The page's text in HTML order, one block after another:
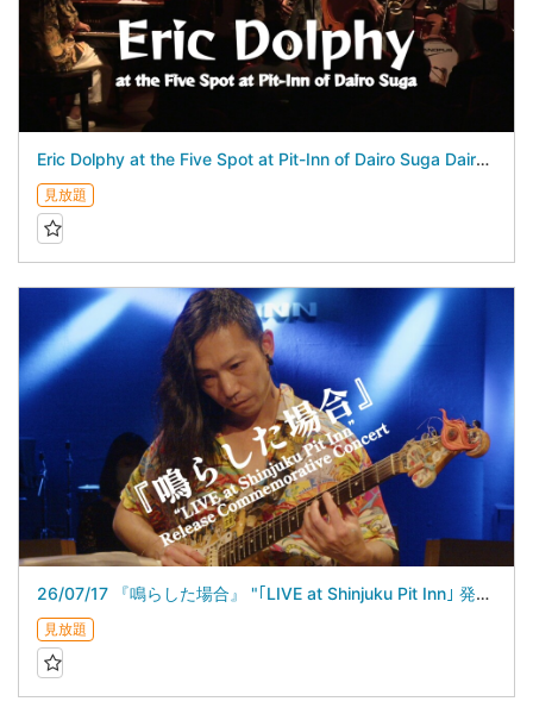
Eric Dolphy at the Five Spot at Pit-Inn of Dairo Suga Dairo Suga 5Days - July 24, 2026 -
見放題
26/07/17 『鳴らした場合』 "｢LIVE at Shinjuku Pit Inn｣ 発売記念ライブ”
見放題